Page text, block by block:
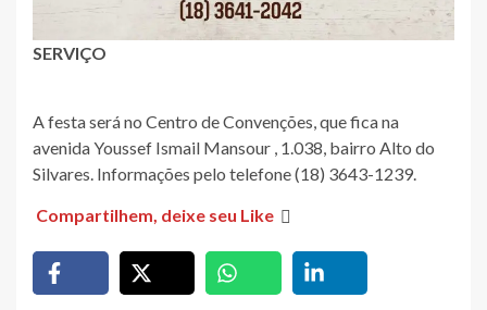
SERVIÇO
A festa será no Centro de Convenções, que fica na
avenida Youssef Ismail Mansour , 1.038, bairro Alto do
Silvares. Informações pelo telefone (18) 3643-1239.
Compartilhem, deixe seu Like 